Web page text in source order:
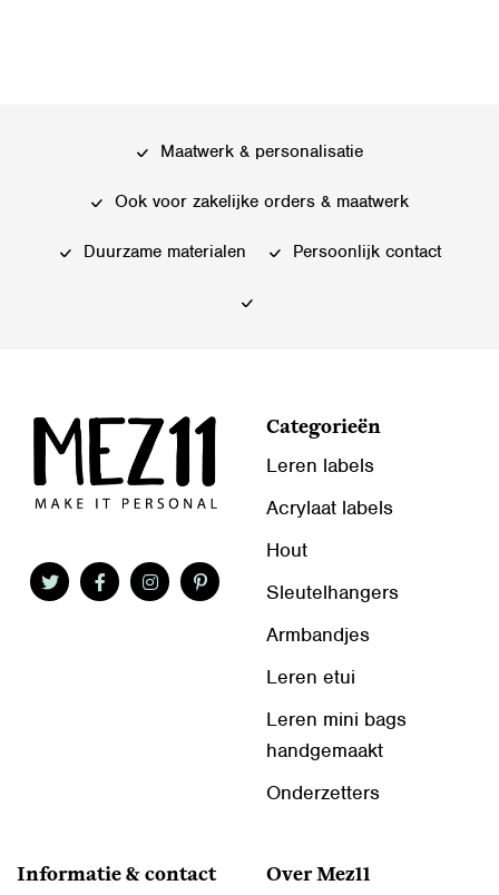
worden
optie
kan
worden
Maatwerk & personalisatie
Ook voor zakelijke orders & maatwerk
Duurzame materialen Persoonlijk contact
Categorieën
Leren labels
Acrylaat labels
Hout
Sleutelhangers
Armbandjes
Leren etui
Leren mini bags
handgemaakt
Onderzetters
Informatie & contact Over Mez11